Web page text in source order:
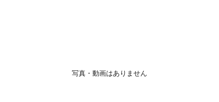
写真・動画はありません